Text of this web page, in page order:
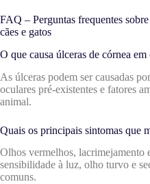
FAQ – Perguntas frequentes
cães e gatos
O que causa úlceras de córnea em
As úlceras podem ser causadas
oculares pré-existentes e fatores
animal.
Quais os principais sintomas que
Olhos vermelhos, lacrimejamento
sensibilidade à luz, olho turvo e
comuns.